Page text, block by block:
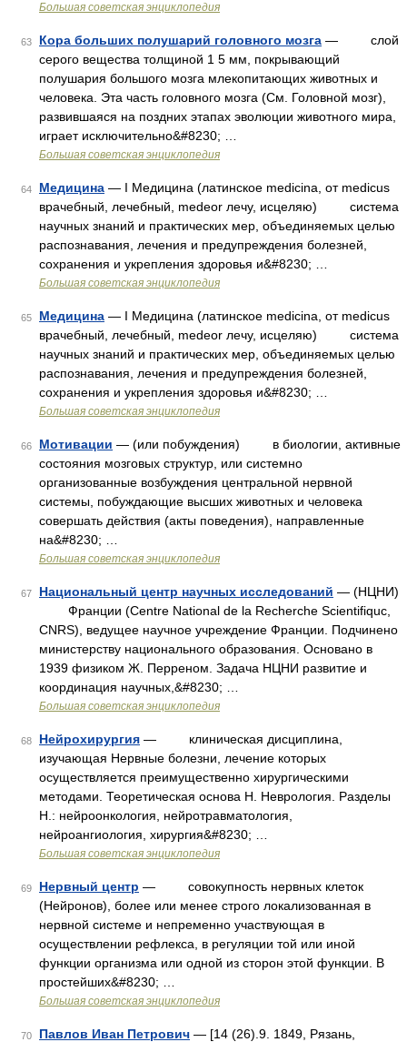
Большая советская энциклопедия
63 Кора больших полушарий головного мозга — слой
серого вещества толщиной 1 5 мм, покрывающий
полушария большого мозга млекопитающих животных и
человека. Эта часть головного мозга (См. Головной мозг),
развившаяся на поздних этапах эволюции животного мира,
играет исключительно&#8230; …
Большая советская энциклопедия
64 Медицина — I Медицина (латинское medicina, от medicus
врачебный, лечебный, medeor лечу, исцеляю) система
научных знаний и практических мер, объединяемых целью
распознавания, лечения и предупреждения болезней,
сохранения и укрепления здоровья и&#8230; …
Большая советская энциклопедия
65 Медицина — I Медицина (латинское medicina, от medicus
врачебный, лечебный, medeor лечу, исцеляю) система
научных знаний и практических мер, объединяемых целью
распознавания, лечения и предупреждения болезней,
сохранения и укрепления здоровья и&#8230; …
Большая советская энциклопедия
66 Мотивации — (или побуждения) в биологии, активные
состояния мозговых структур, или системно
организованные возбуждения центральной нервной
системы, побуждающие высших животных и человека
совершать действия (акты поведения), направленные
на&#8230; …
Большая советская энциклопедия
67 Национальный центр научных исследований — (НЦНИ)
Франции (Centre National de la Recherche Scientifiquc,
CNRS), ведущее научное учреждение Франции. Подчинено
министерству национального образования. Основано в
1939 физиком Ж. Перреном. Задача НЦНИ развитие и
координация научных,&#8230; …
Большая советская энциклопедия
68 Нейрохирургия — клиническая дисциплина,
изучающая Нервные болезни, лечение которых
осуществляется преимущественно хирургическими
методами. Теоретическая основа Н. Неврология. Разделы
Н.: нейроонкология, нейротравматология,
нейроангиология, хирургия&#8230; …
Большая советская энциклопедия
69 Нервный центр — совокупность нервных клеток
(Нейронов), более или менее строго локализованная в
нервной системе и непременно участвующая в
осуществлении рефлекса, в регуляции той или иной
функции организма или одной из сторон этой функции. В
простейших&#8230; …
Большая советская энциклопедия
70 Павлов Иван Петрович — [14 (26).9. 1849, Рязань,